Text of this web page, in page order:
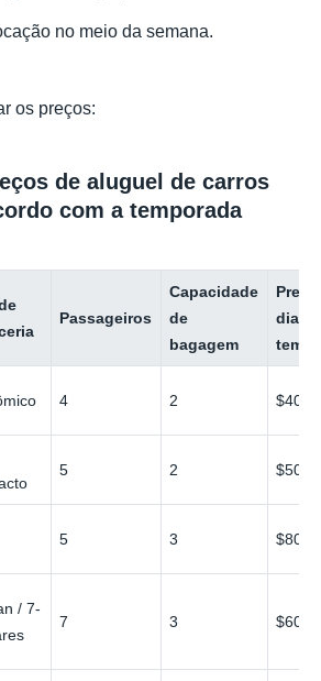
no meio da semana.
os preços:
de aluguel de carros
com a temporada
Passageiros
Capacidade
de
bagagem
dia
4 2 $40
5 2 $50
5 3 $80
/ 7-
7 3 $60